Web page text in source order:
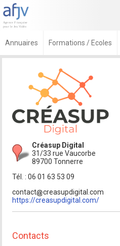
Annuaires Formations / Ecoles
Créasup Digital
31/33 rue Vaucorbe
89700 Tonnerre
Tél. : 06 01 63 53 09
contact
creasupdigital.com
https://creasupdigital.com/
Contacts